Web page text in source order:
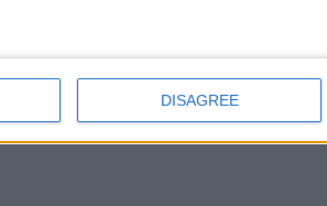
DISAGREE